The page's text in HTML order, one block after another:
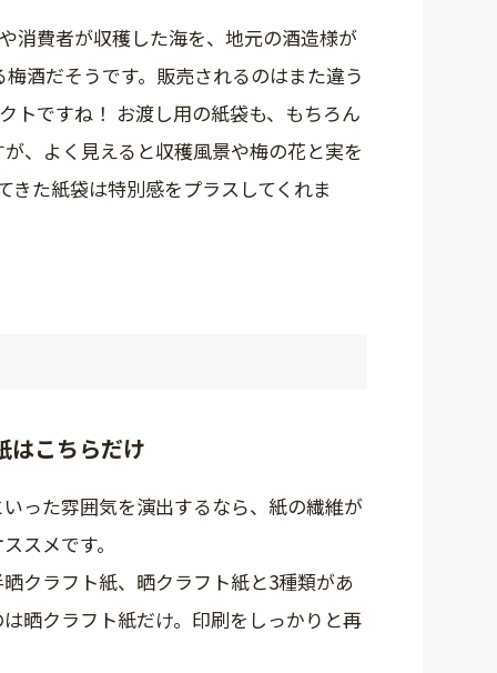
消費者が収穫した海を、地元の酒造様が
酒だそうです。販売されるのはまた違う
トですね！ お渡し用の紙袋も、もちろん
、よく見えると収穫風景や梅の花と実を
た紙袋は特別感をプラスしてくれま
はこちらだけ
った雰囲気を演出するなら、紙の繊維が
スメです。
クラフト紙、晒クラフト紙と3種類があ
晒クラフト紙だけ。印刷をしっかりと再